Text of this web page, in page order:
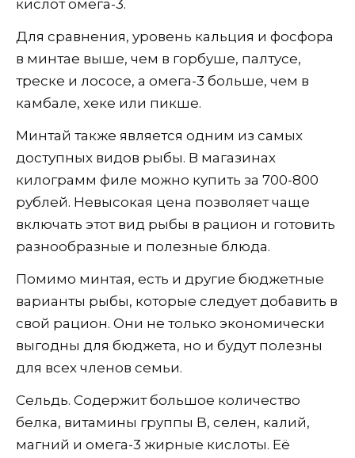
кислот омега-3.
Для сравнения, уровень кальция и фосфора
в минтае выше, чем в горбуше, палтусе,
треске и лососе, а омега-3 больше, чем в
камбале, хеке или пикше.
Минтай также является одним из самых
доступных видов рыбы. В магазинах
килограмм филе можно купить за 700-800
рублей. Невысокая цена позволяет чаще
включать этот вид рыбы в рацион и готовить
разнообразные и полезные блюда.
Помимо минтая, есть и другие бюджетные
варианты рыбы, которые следует добавить в
свой рацион. Они не только экономически
выгодны для бюджета, но и будут полезны
для всех членов семьи.
Сельдь. Содержит большое количество
белка, витамины группы B, селен, калий,
магний и омега-3 жирные кислоты. Её